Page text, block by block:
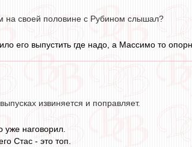
на своей половине с Рубином слышал?
его выпустить где надо, а Массимо то
извиняется и поправляет.
уже наговорил.
Стас - это топ.